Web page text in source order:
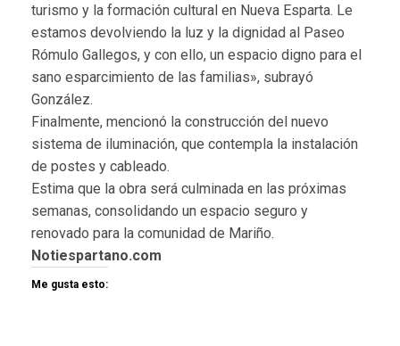
turismo y la formación cultural en Nueva Esparta. Le
estamos devolviendo la luz y la dignidad al Paseo
Rómulo Gallegos, y con ello, un espacio digno para el
sano esparcimiento de las familias», subrayó
González.
Finalmente, mencionó la construcción del nuevo
sistema de iluminación, que contempla la instalación
de postes y cableado.
Estima que la obra será culminada en las próximas
semanas, consolidando un espacio seguro y
renovado para la comunidad de Mariño.
Notiespartano.com
Me gusta esto: